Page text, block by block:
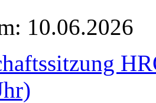
10.06.2026